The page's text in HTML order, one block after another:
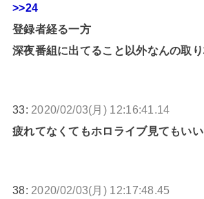
>>24
登録者経る一方
深夜番組に出てること以外なんの取
33: 2020/02/03(月) 12:16:41.14
疲れてなくてもホロライブ見てもい
38: 2020/02/03(月) 12:17:48.45